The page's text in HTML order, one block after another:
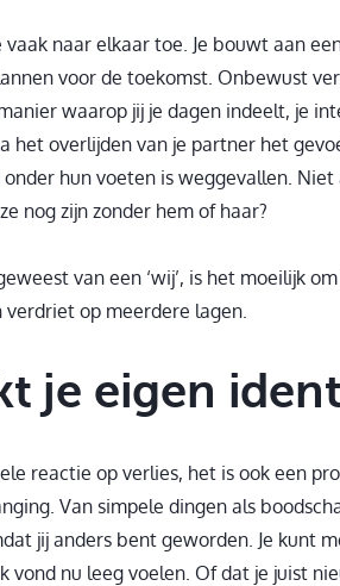
naar elkaar toe. Je bouwt aan
voor de toekomst. Onbewust
waarop jij je dagen indeelt, je
het overlijden van je partner het
hun voeten is weggevallen.
nog zijn zonder hem of haar?
van een ‘wij’, is het moeilijk
op meerdere lagen.
je eigen
reactie op verlies, het is ook een
Van simpele dingen als
jij anders bent geworden. Je kunt
vond nu leeg voelen. Of dat je juist